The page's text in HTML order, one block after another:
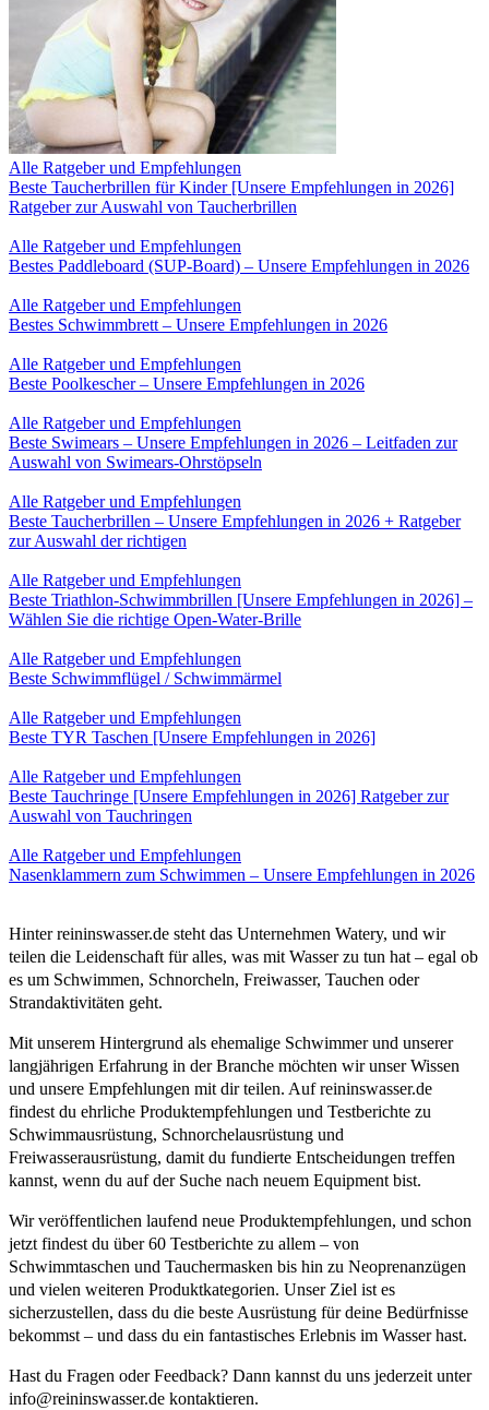
Alle Ratgeber und Empfehlungen
Beste Taucherbrillen für Kinder [Unsere Empfehlungen in 2026]
Ratgeber zur Auswahl von Taucherbrillen
Alle Ratgeber und Empfehlungen
Bestes Paddleboard (SUP-Board) – Unsere Empfehlungen in 2026
Alle Ratgeber und Empfehlungen
Bestes Schwimmbrett – Unsere Empfehlungen in 2026
Alle Ratgeber und Empfehlungen
Beste Poolkescher – Unsere Empfehlungen in 2026
Alle Ratgeber und Empfehlungen
Beste Swimears – Unsere Empfehlungen in 2026 – Leitfaden zur
Auswahl von Swimears-Ohrstöpseln
Alle Ratgeber und Empfehlungen
Beste Taucherbrillen – Unsere Empfehlungen in 2026 + Ratgeber
zur Auswahl der richtigen
Alle Ratgeber und Empfehlungen
Beste Triathlon-Schwimmbrillen [Unsere Empfehlungen in 2026] –
Wählen Sie die richtige Open-Water-Brille
Alle Ratgeber und Empfehlungen
Beste Schwimmflügel / Schwimmärmel
Alle Ratgeber und Empfehlungen
Beste TYR Taschen [Unsere Empfehlungen in 2026]
Alle Ratgeber und Empfehlungen
Beste Tauchringe [Unsere Empfehlungen in 2026] Ratgeber zur
Auswahl von Tauchringen
Alle Ratgeber und Empfehlungen
Nasenklammern zum Schwimmen – Unsere Empfehlungen in 2026
Hinter reininswasser.de steht das Unternehmen Watery, und wir
teilen die Leidenschaft für alles, was mit Wasser zu tun hat – egal ob
es um Schwimmen, Schnorcheln, Freiwasser, Tauchen oder
Strandaktivitäten geht.
Mit unserem Hintergrund als ehemalige Schwimmer und unserer
langjährigen Erfahrung in der Branche möchten wir unser Wissen
und unsere Empfehlungen mit dir teilen. Auf reininswasser.de
findest du ehrliche Produktempfehlungen und Testberichte zu
Schwimmausrüstung, Schnorchelausrüstung und
Freiwasserausrüstung, damit du fundierte Entscheidungen treffen
kannst, wenn du auf der Suche nach neuem Equipment bist.
Wir veröffentlichen laufend neue Produktempfehlungen, und schon
jetzt findest du über 60 Testberichte zu allem – von
Schwimmtaschen und Tauchermasken bis hin zu Neoprenanzügen
und vielen weiteren Produktkategorien. Unser Ziel ist es
sicherzustellen, dass du die beste Ausrüstung für deine Bedürfnisse
bekommst – und dass du ein fantastisches Erlebnis im Wasser hast.
Hast du Fragen oder Feedback? Dann kannst du uns jederzeit unter
info@reininswasser.de kontaktieren.